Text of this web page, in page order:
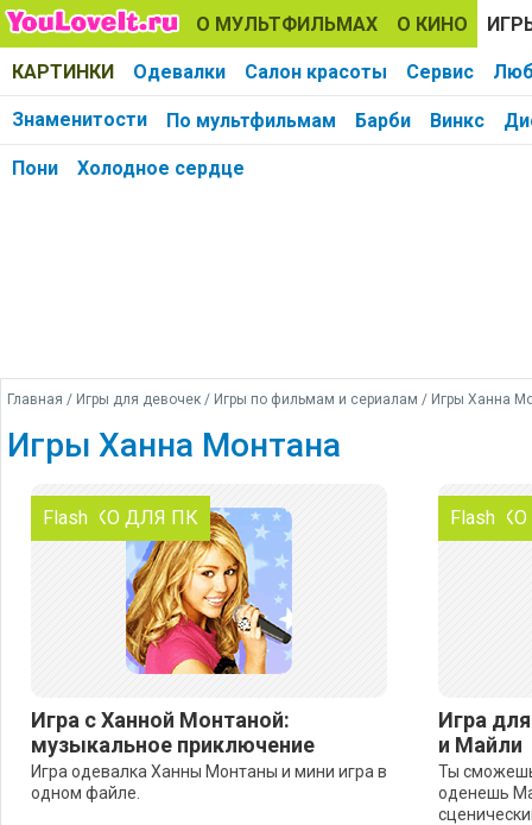
О МУЛЬТФИЛЬМАХ О КИНО
КАРТИНКИ Одевалки Салон красоты Сервис
Знаменитости По мультфильмам Барби Винкс
Пони Холодное сердце
Главная / Игры для девочек / Игры по фильмам и сериалам / Игры Ханна
Игры Ханна Монтана
ТОЛЬКО ДЛЯ ПК
Flash
Игра с Ханной Монтаной:
музыкальное приключение
Игра одевалка Ханны Монтаны и мини игра в
одном файле.
Flash
Игра
и Майли
Ты
оденешь